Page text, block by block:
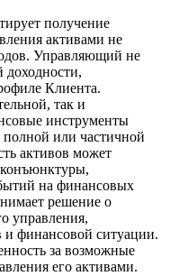
получение
активами не
Управляющий не
доходности,
Клиента.
так и
инструменты
или частичной
активов может
на финансовых
решение о
управления,
и финансовой ситуации.
за возможные
его активами.